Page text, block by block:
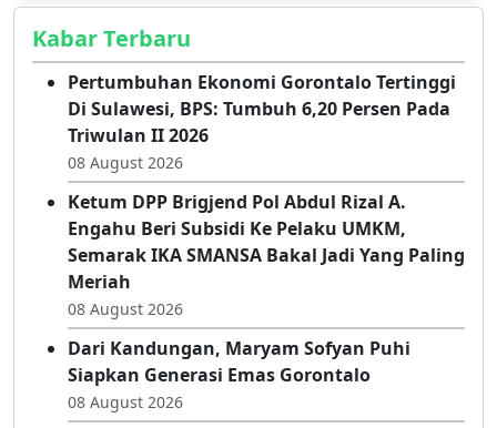
Kabar Terbaru
Pertumbuhan Ekonomi Gorontalo Tertinggi
Di Sulawesi, BPS: Tumbuh 6,20 Persen Pada
Triwulan II 2026
08 August 2026
Ketum DPP Brigjend Pol Abdul Rizal A.
Engahu Beri Subsidi Ke Pelaku UMKM,
Semarak IKA SMANSA Bakal Jadi Yang Paling
Meriah
08 August 2026
Dari Kandungan, Maryam Sofyan Puhi
Siapkan Generasi Emas Gorontalo
08 August 2026